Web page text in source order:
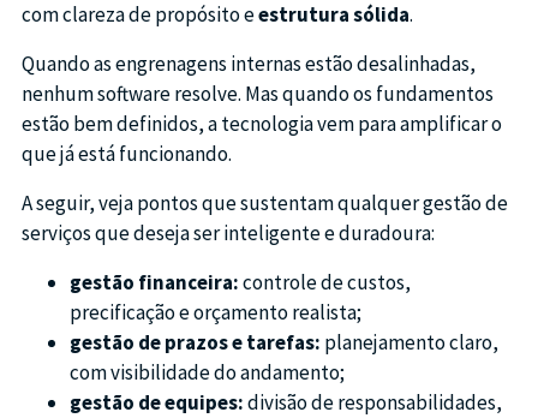
com clareza de propósito eestrutura sólida.
Quando as engrenagens internas estão desalinhadas,
nenhum software resolve. Mas quando os fundamentos
estão bem definidos, a tecnologia vem para amplificar o
que já está funcionando.
A seguir, veja pontos que sustentam qualquer gestão de
serviços que deseja ser inteligente e duradoura:
gestão financeira:controle de custos,
precificação e orçamento realista;
gestão de prazos e tarefas: planejamento claro,
com visibilidade do andamento;
gestão de equipes:divisão de responsabilidades,